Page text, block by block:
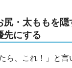
尻・太ももを
先にする
ら、これ！」と